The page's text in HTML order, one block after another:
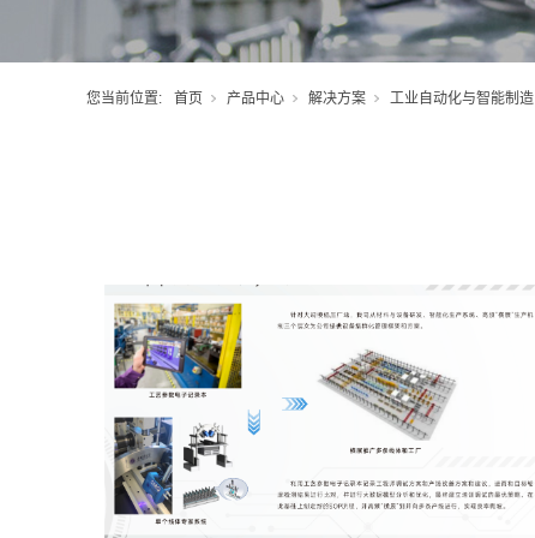
您当前位置: 首页 产品中心 解决方案 工业自动化与智能制造